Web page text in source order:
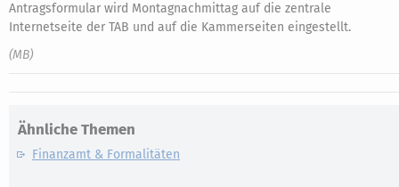
Antragsformular wird Montagnachmittag auf die zentrale
Internetseite der TAB und auf die Kammerseiten eingestellt.
(MB)
Ähnliche Themen
Finanzamt & Formalitäten